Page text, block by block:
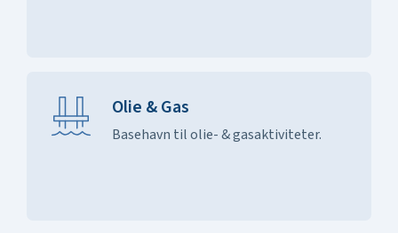
Olie & Gas
Basehavn til olie- & gasaktiviteter.